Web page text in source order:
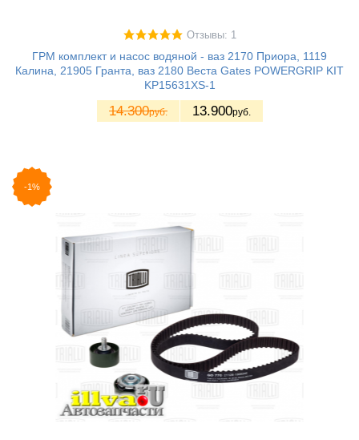
Отзывы: 1
ГРМ комплект и насос водяной - ваз 2170 Приора, 1119
Калина, 21905 Гранта, ваз 2180 Веста Gates POWERGRIP KIT
KP15631XS-1
14.300руб. 13.900руб.
-1%